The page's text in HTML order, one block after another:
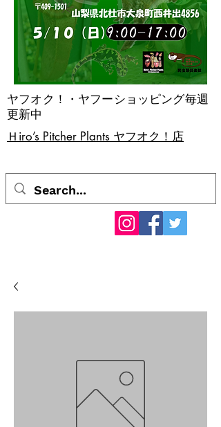
​Ｈiro’s Pitcher Plants ヤフオク！店
ヤフオク！・ヤフーショッピング毎週
更新中